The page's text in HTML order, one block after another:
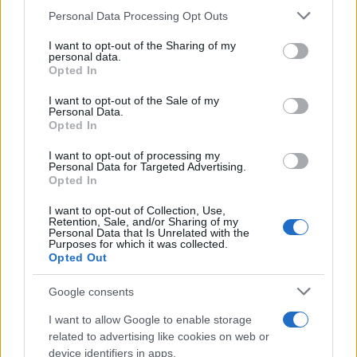
Please note that this website/app uses one or more Google
not limited to your visit or usage behaviour. You may click to
grant or deny consent to Google and its third-party tags to
use your data for below specified purposes in below Google
consent section.
Personal Data Processing Opt Outs
I want to opt-out of the Sharing of my
personal data.
Opted In
I want to opt-out of the Sale of my
Personal Data.
Opted In
I want to opt-out of processing my
Personal Data for Targeted Advertising.
Opted In
I want to opt-out of Collection, Use,
Retention, Sale, and/or Sharing of my
Personal Data that Is Unrelated with the
Purposes for which it was collected.
Opted Out
Google consents
I want to allow Google to enable storage
related to advertising like cookies on web or
device identifiers in apps.
Η υπηρεσίαQriocity
Μεγάλη Βρετανία, και περιλαμβάνει πληθώρα ταινιών
από μεγάλα κινηματογραφικά στούντιο, όπως
Universal,MGM,Warner Bros.κλπ. Υπάρχουν δύο
ειδών ταινίες, οι
) και οιHDμε κόστος £3.49-£4.49 ( €4.2-€5.3
Ουσιαστικά πρόκειται για μια υπηρεσία ενοικίασης
ταινιών απευθείας από την τηλεόραση ή το